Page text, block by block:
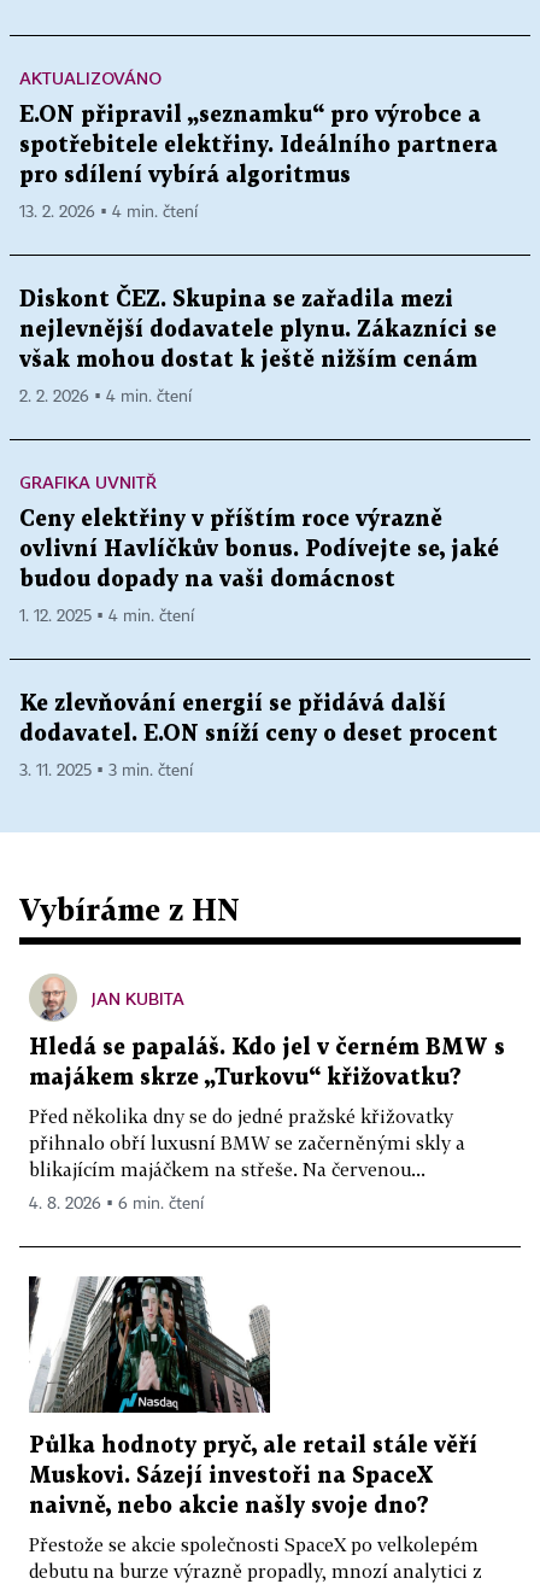
AKTUALIZOVÁNO
E.ON připravil „seznamku“ pro výrobce a
spotřebitele elektřiny. Ideálního partnera
pro sdílení vybírá algoritmus
13. 2. 2026 ▪ 4 min. čtení
Diskont ČEZ. Skupina se zařadila mezi
nejlevnější dodavatele plynu. Zákazníci se
však mohou dostat k ještě nižším cenám
2. 2. 2026 ▪ 4 min. čtení
GRAFIKA UVNITŘ
Ceny elektřiny v příštím roce výrazně
ovlivní Havlíčkův bonus. Podívejte se, jaké
budou dopady na vaši domácnost
1. 12. 2025 ▪ 4 min. čtení
Ke zlevňování energií se přidává další
dodavatel. E.ON sníží ceny o deset procent
3. 11. 2025 ▪ 3 min. čtení
Vybíráme z HN
JAN KUBITA
Hledá se papaláš. Kdo jel v černém BMW s
majákem skrze „Turkovu“ křižovatku?
Před několika dny se do jedné pražské křižovatky
přihnalo obří luxusní BMW se začerněnými skly a
blikajícím majáčkem na střeše. Na červenou...
4. 8. 2026 ▪ 6 min. čtení
Půlka hodnoty pryč, ale retail stále věří
Muskovi. Sázejí investoři na SpaceX
naivně, nebo akcie našly svoje dno?
Přestože se akcie společnosti SpaceX po velkolepém
debutu na burze výrazně propadly, mnozí analytici z